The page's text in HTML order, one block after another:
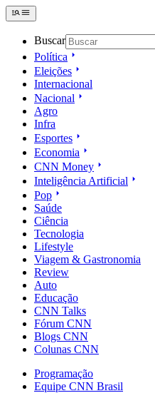
Buscar
Política
Eleições
Internacional
Nacional
Agro
Infra
Esportes
Economia
CNN Money
Inteligência Artificial
Pop
Saúde
Ciência
Tecnologia
Lifestyle
Viagem & Gastronomia
Review
Auto
Educação
CNN Talks
Fórum CNN
Blogs CNN
Colunas CNN
Programação
Equipe CNN Brasil